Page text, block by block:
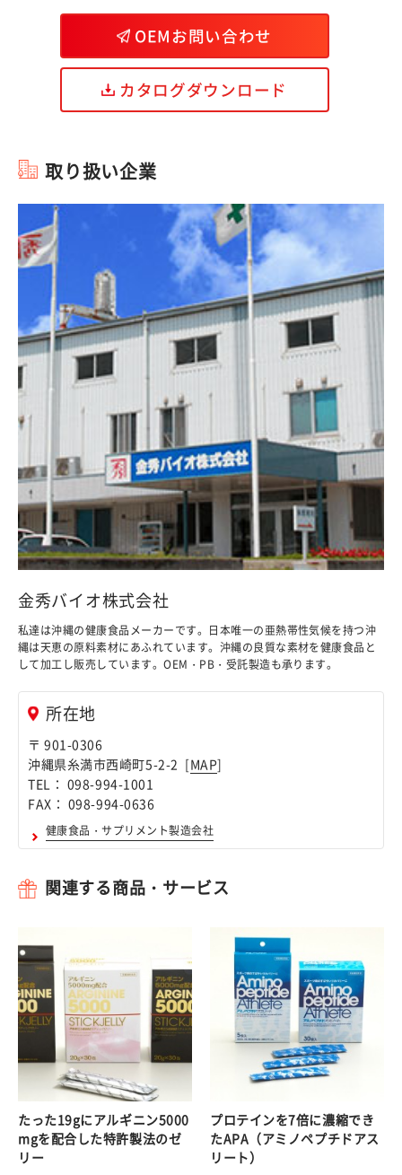
OEMお問い合わせ
カタログダウンロード
取り扱い企業
金秀バイオ株式会社
私達は沖縄の健康食品メーカーです。日本唯一の亜熱帯性気候を持つ沖
縄は天恵の原料素材にあふれています。沖縄の良質な素材を健康食品と
して加工し販売しています。OEM・PB・受託製造も承ります。
所在地
〒 901-0306
沖縄県糸満市西崎町5-2-2 [MAP]
TEL： 098-994-1001
FAX： 098-994-0636
健康食品・サプリメント製造会社
関連する商品・サービス
たった19gにアルギニン5000
mgを配合した特許製法のゼ
リー
プロテインを7倍に濃縮でき
たAPA（アミノペプチドアス
リート）